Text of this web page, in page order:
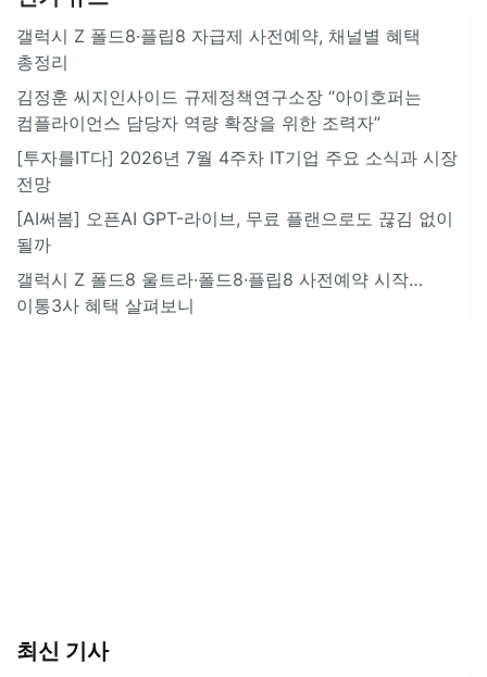
갤럭시 Z 폴드8·플립8 자급제 사전예약, 채널별 혜택
총정리
김정훈 씨지인사이드 규제정책연구소장 “아이호퍼는
컴플라이언스 담당자 역량 확장을 위한 조력자”
[투자를IT다] 2026년 7월 4주차 IT기업 주요 소식과 시장
전망
[AI써봄] 오픈AI GPT-라이브, 무료 플랜으로도 끊김 없이
될까
갤럭시 Z 폴드8 울트라·폴드8·플립8 사전예약 시작…
이통3사 혜택 살펴보니
최신 기사